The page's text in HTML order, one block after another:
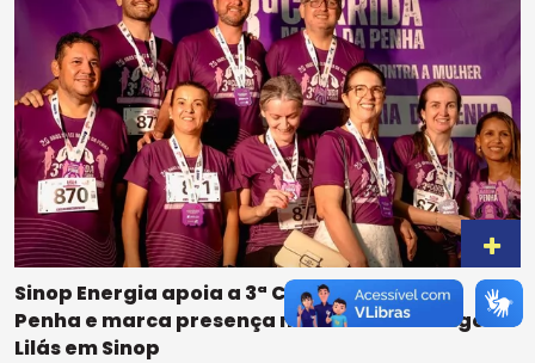
Sinop Energia apoia a 3ª Corrida Maria da
Penha e marca presença na abertura do Agosto
Lilás em Sinop